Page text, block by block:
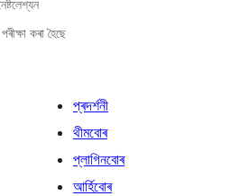
কৰা হৈছে
প্ৰদৰ্শনী
থীমবোৰ
প্লাগিনবোৰ
আৰ্হিবোৰ